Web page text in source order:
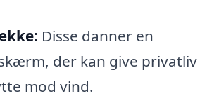
Disse danner en
der kan give privatliv
mod vind.